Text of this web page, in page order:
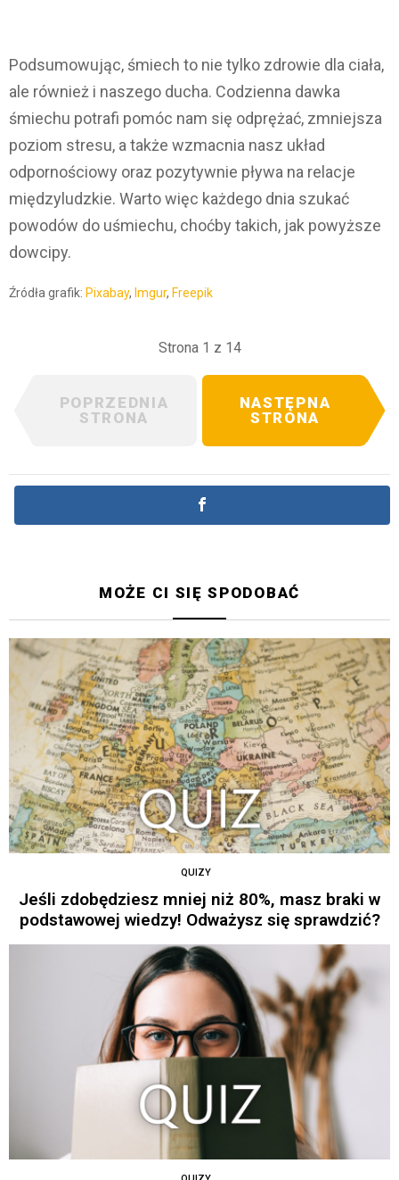
Podsumowując, śmiech to nie tylko zdrowie dla ciała,
ale również i naszego ducha. Codzienna dawka
śmiechu potrafi pomóc nam się odprężać, zmniejsza
poziom stresu, a także wzmacnia nasz układ
odpornościowy oraz pozytywnie pływa na relacje
międzyludzkie. Warto więc każdego dnia szukać
powodów do uśmiechu, choćby takich, jak powyższe
dowcipy.
Źródła grafik: Pixabay, Imgur, Freepik
Strona 1 z 14
POPRZEDNIA
STRONA
NASTĘPNA
STRONA
MOŻE CI SIĘ SPODOBAĆ
QUIZY
Jeśli zdobędziesz mniej niż 80%, masz braki w
podstawowej wiedzy! Odważysz się sprawdzić?